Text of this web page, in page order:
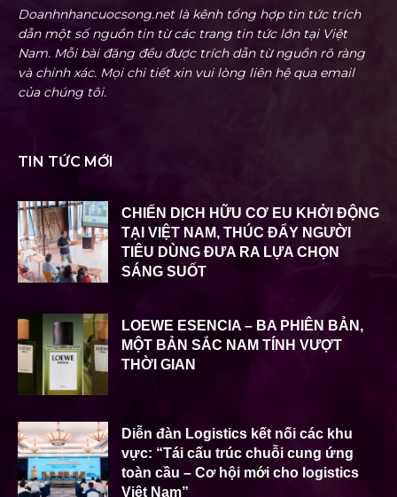
Doanhnhancuocsong.net là kênh tổng hợp tin tức trích
dẫn một số nguồn tin từ các trang tin tức lớn tại Việt
Nam. Mỗi bài đăng đều được trích dẫn từ nguồn rõ ràng
và chính xác. Mọi chi tiết xin vui lòng liên hệ qua email
của chúng tôi.
TIN TỨC MỚI
CHIẾN DỊCH HỮU CƠ EU KHỞI ĐỘNG
TẠI VIỆT NAM, THÚC ĐẨY NGƯỜI
TIÊU DÙNG ĐƯA RA LỰA CHỌN
SÁNG SUỐT
LOEWE ESENCIA – BA PHIÊN BẢN,
MỘT BẢN SẮC NAM TÍNH VƯỢT
THỜI GIAN
Diễn đàn Logistics kết nối các khu
vực: “Tái cấu trúc chuỗi cung ứng
toàn cầu – Cơ hội mới cho logistics
Việt Nam”